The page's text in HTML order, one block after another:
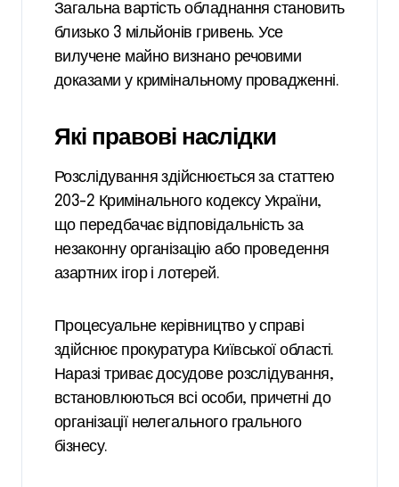
Загальна вартість обладнання становить
близько 3 мільйонів гривень. Усе
вилучене майно визнано речовими
доказами у кримінальному провадженні.
Які правові наслідки
Розслідування здійснюється за статтею
203-2 Кримінального кодексу України,
що передбачає відповідальність за
незаконну організацію або проведення
азартних ігор і лотерей.
Процесуальне керівництво у справі
здійснює прокуратура Київської області.
Наразі триває досудове розслідування,
встановлюються всі особи, причетні до
організації нелегального грального
бізнесу.